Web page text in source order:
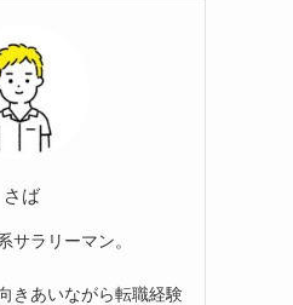
さば
サラリーマン。
きあいながら転職経験